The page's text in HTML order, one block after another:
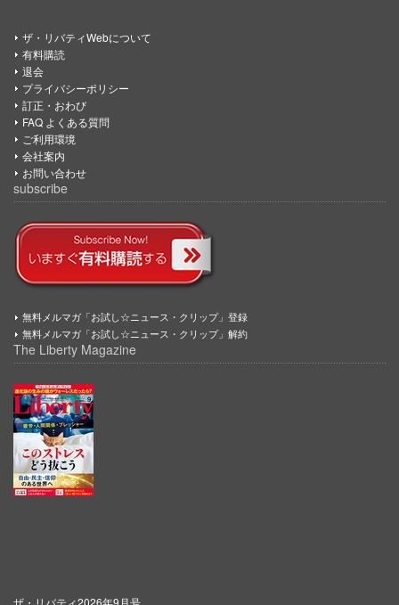
ザ・リバティWebについて
有料購読
退会
プライバシーポリシー
訂正・おわび
FAQ よくある質問
ご利用環境
会社案内
お問い合わせ
subscribe
無料メルマガ「お試し☆ニュース・クリップ」登録
無料メルマガ「お試し☆ニュース・クリップ」解約
The Liberty Magazine
ザ・リバティ2026年9月号